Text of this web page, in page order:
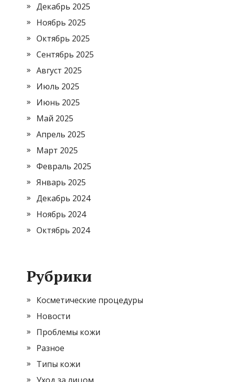
Декабрь 2025
Ноябрь 2025
Октябрь 2025
Сентябрь 2025
Август 2025
Июль 2025
Июнь 2025
Май 2025
Апрель 2025
Март 2025
Февраль 2025
Январь 2025
Декабрь 2024
Ноябрь 2024
Октябрь 2024
Рубрики
Косметические процедуры
Новости
Проблемы кожи
Разное
Типы кожи